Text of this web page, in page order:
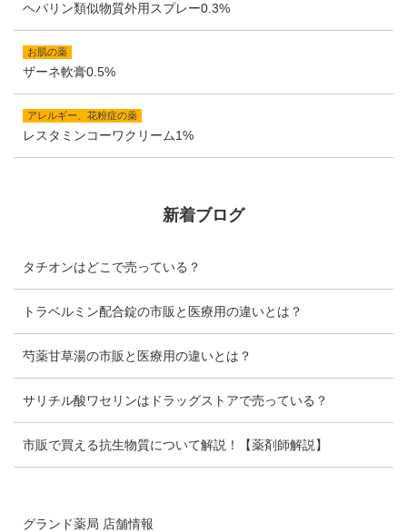
ヘパリン類似物質外用スプレー0.3%
お肌の薬
ザーネ軟膏0.5%
アレルギー、花粉症の薬
レスタミンコーワクリーム1%
新着ブログ
タチオンはどこで売っている？
トラベルミン配合錠の市販と医療用の違いとは？
芍薬甘草湯の市販と医療用の違いとは？
サリチル酸ワセリンはドラッグストアで売っている？
市販で買える抗生物質について解説！【薬剤師解説】
グランド薬局 店舗情報